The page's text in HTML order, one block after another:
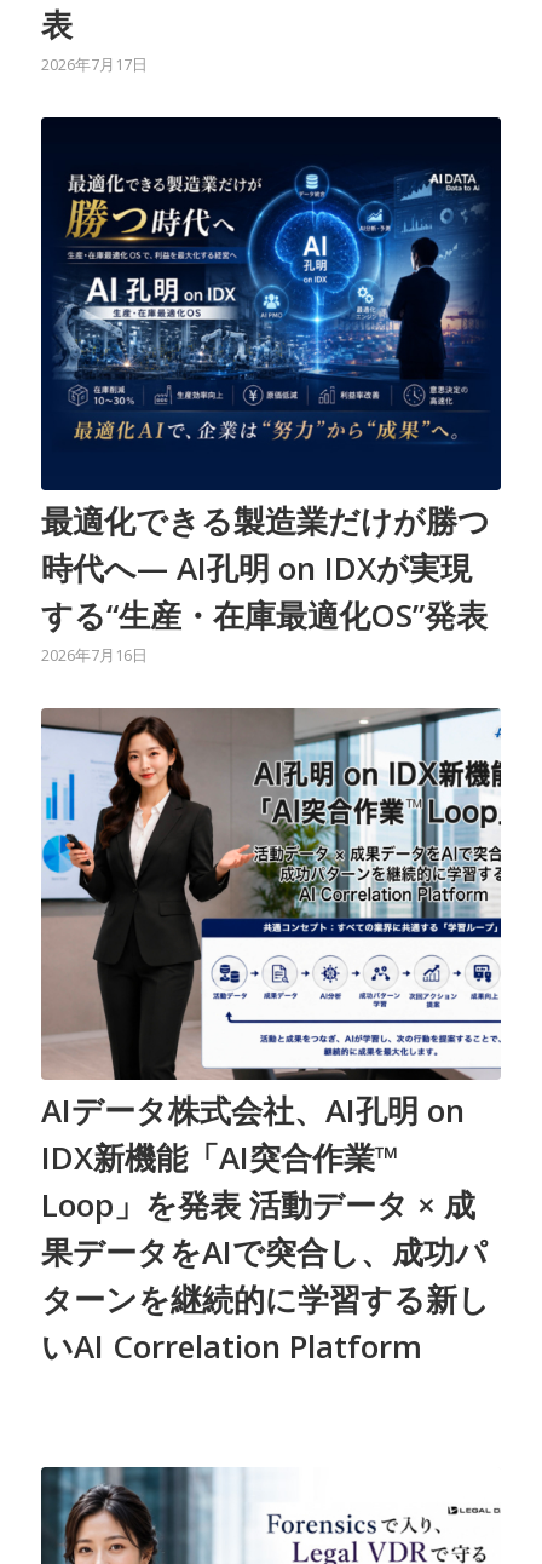
表
2026年7月17日
最適化できる製造業だけが勝つ
時代へ— AI孔明 on IDXが実現
する“生産・在庫最適化OS”発表
2026年7月16日
AIデータ株式会社、AI孔明 on
IDX新機能「AI突合作業™
Loop」を発表 活動データ × 成
果データをAIで突合し、成功パ
ターンを継続的に学習する新し
いAI Correlation Platform